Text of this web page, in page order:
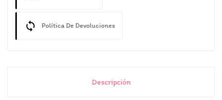
Política De Devoluciones
Descripción